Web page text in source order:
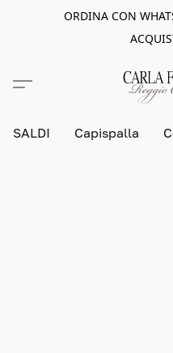
ORDINA CON
SALDI Capispalla